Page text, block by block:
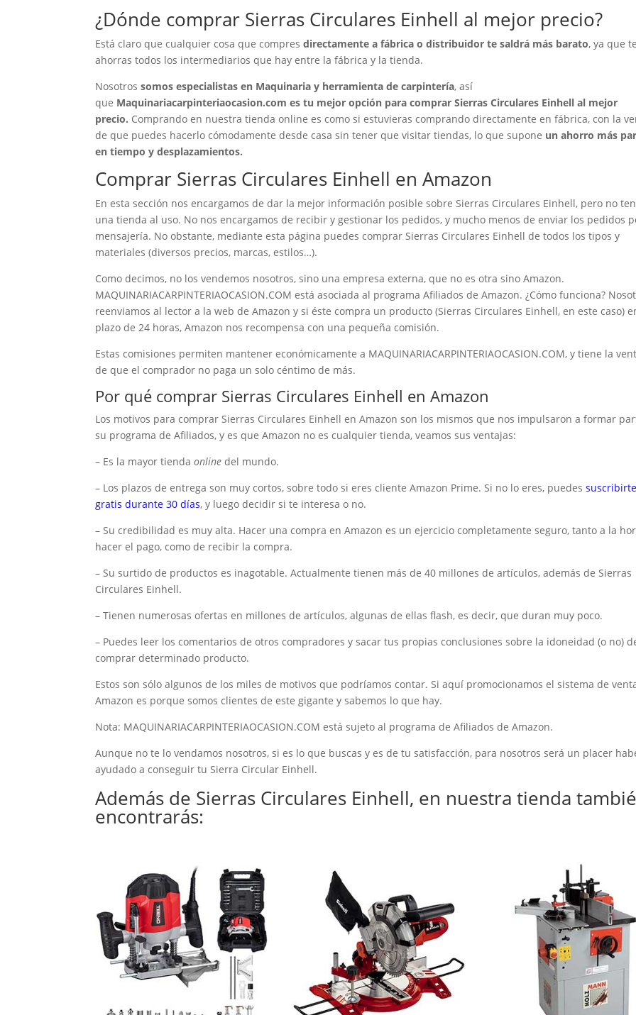
¿Dónde comprar Sierras Circulares Einhell al mejor precio?
Está claro que cualquier cosa que compresdirectamente a fábrica o distribuidor te saldrá más barato, ya que
ahorras todos los intermediarios que hay entre la fábrica y la tienda.
Nosotrossomos especialistas en Maquinaria y herramienta de carpintería, así
que Maquinariacarpinteriaocasion.com es tu mejor opción para comprar Sierras Circulares Einhell al mejor
precio. Comprando en nuestra tienda online es como si estuvieras comprando directamente en fábrica, con la
de que puedes hacerlo cómodamente desde casa sin tener que visitar tiendas, lo que supone un ahorro más
en tiempo y desplazamientos.
Comprar Sierras Circulares Einhell en Amazon
En esta sección nos encargamos de dar la mejor información posible sobre Sierras Circulares Einhell, pero no
una tienda al uso. No nos encargamos de recibir y gestionar los pedidos, y mucho menos de enviar los pedidos
mensajería. No obstante, mediante esta página puedes comprar Sierras Circulares Einhell de todos los tipos y
materiales (diversos precios, marcas, estilos…).
Como decimos, no los vendemos nosotros, sino una empresa externa, que no es otra sino Amazon.
MAQUINARIACARPINTERIAOCASION.COM está asociada al programa Afiliados de Amazon. ¿Cómo funciona?
reenviamos al lector a la web de Amazon y si éste compra un producto (Sierras Circulares Einhell, en este caso)
plazo de 24 horas, Amazon nos recompensa con una pequeña comisión.
Estas comisiones permiten mantener económicamente a MAQUINARIACARPINTERIAOCASION.COM, y tiene la
de que el comprador no paga un solo céntimo de más.
Por qué comprar Sierras Circulares Einhell en Amazon
Los motivos para comprar Sierras Circulares Einhell en Amazon son los mismos que nos impulsaron a formar
su programa de Afiliados, y es que Amazon no es cualquier tienda, veamos sus ventajas:
– Es la mayor tiendaonline del mundo.
– Los plazos de entrega son muy cortos, sobre todo si eres cliente Amazon Prime. Si no lo eres, puedes
gratis durante 30 días, y luego decidir si te interesa o no.
– Su credibilidad es muy alta. Hacer una compra en Amazon es un ejercicio completamente seguro, tanto a la
hacer el pago, como de recibir la compra.
– Su surtido de productos es inagotable. Actualmente tienen más de 40 millones de artículos, además de Sierras
Circulares Einhell.
– Tienen numerosas ofertas en millones de artículos, algunas de ellas flash, es decir, que duran muy poco.
– Puedes leer los comentarios de otros compradores y sacar tus propias conclusiones sobre la idoneidad (o no)
comprar determinado producto.
Estos son sólo algunos de los miles de motivos que podríamos contar. Si aquí promocionamos el sistema de
Amazon es porque somos clientes de este gigante y sabemos lo que hay.
Nota: MAQUINARIACARPINTERIAOCASION.COM está sujeto al programa de Afiliados de Amazon.
Aunque no te lo vendamos nosotros, si es lo que buscas y es de tu satisfacción, para nosotros será un placer
ayudado a conseguir tu Sierra Circular Einhell.
Además de Sierras Circulares Einhell, en nuestra tienda
encontrarás: